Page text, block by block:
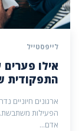
לייפסטייל
אילו פערים
התפקודית
ארגונים חיוניים
הפעילות משתבשת.
אדם...